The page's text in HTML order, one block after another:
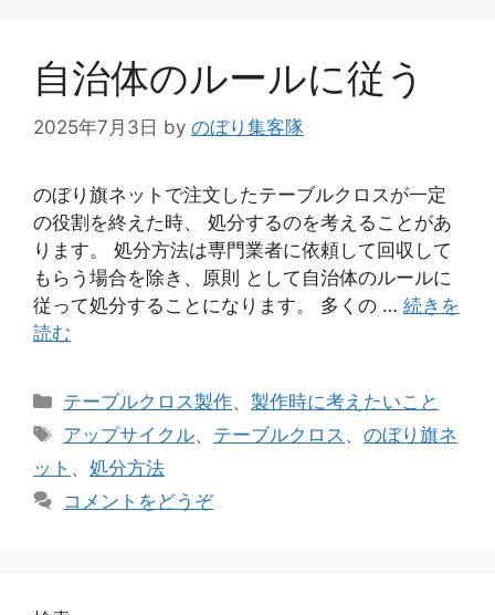
自治体のルールに従う
2025年7月3日 by のぼり集客隊
のぼり旗ネットで注文したテーブルクロスが一定
の役割を終えた時、 処分するのを考えることがあ
ります。 処分方法は専門業者に依頼して回収して
もらう場合を除き、原則 として自治体のルールに
従って処分することになります。 多くの … 続きを
読む
カ
テ
リ
ー
テーブルクロス製作、製作時に考えたいこと
タ
アップサイクル、 テーブルクロス 、のぼり旗ネ
ット 、 処分方法
コメントをどうぞ